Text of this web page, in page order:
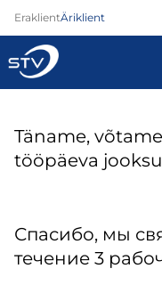
EraklientÄriklient
Internet
Telefon
Täname,
tööpäeva
Спасибо, мы
течение 3